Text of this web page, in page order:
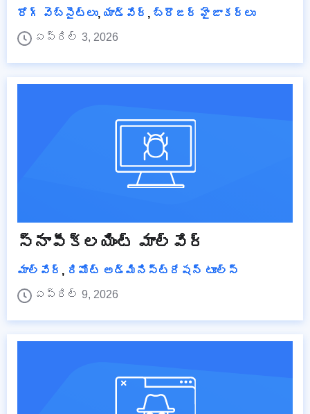
రోగ్ వెబ్‌సైట్‌లు, యాడ్వేర్ , బ్రౌజర్ హైజాకర్లు
ఏప్రిల్ 3, 2026
స్నాపీక్లయింట్ మాల్వేర్
మాల్వేర్ , రిమోట్ అడ్మినిస్ట్రేషన్ టూల్స్
ఏప్రిల్ 9, 2026